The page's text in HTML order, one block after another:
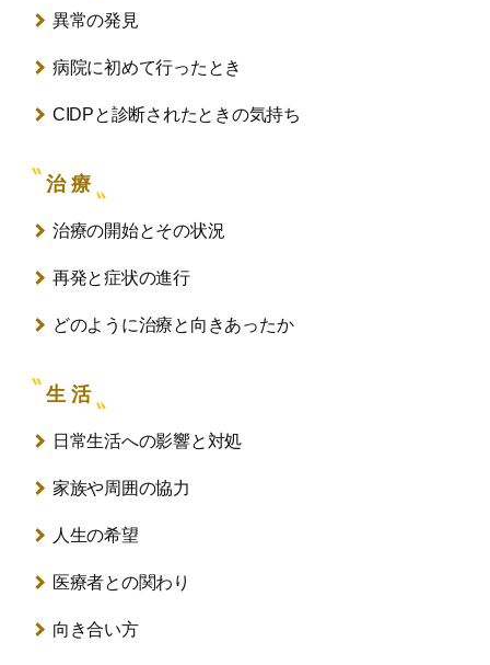
異常の発見
病院に初めて行ったとき
CIDPと診断されたときの気持ち
治 療
治療の開始とその状況
再発と症状の進行
どのように治療と向きあったか
生 活
日常生活への影響と対処
家族や周囲の協力
人生の希望
医療者との関わり
向き合い方